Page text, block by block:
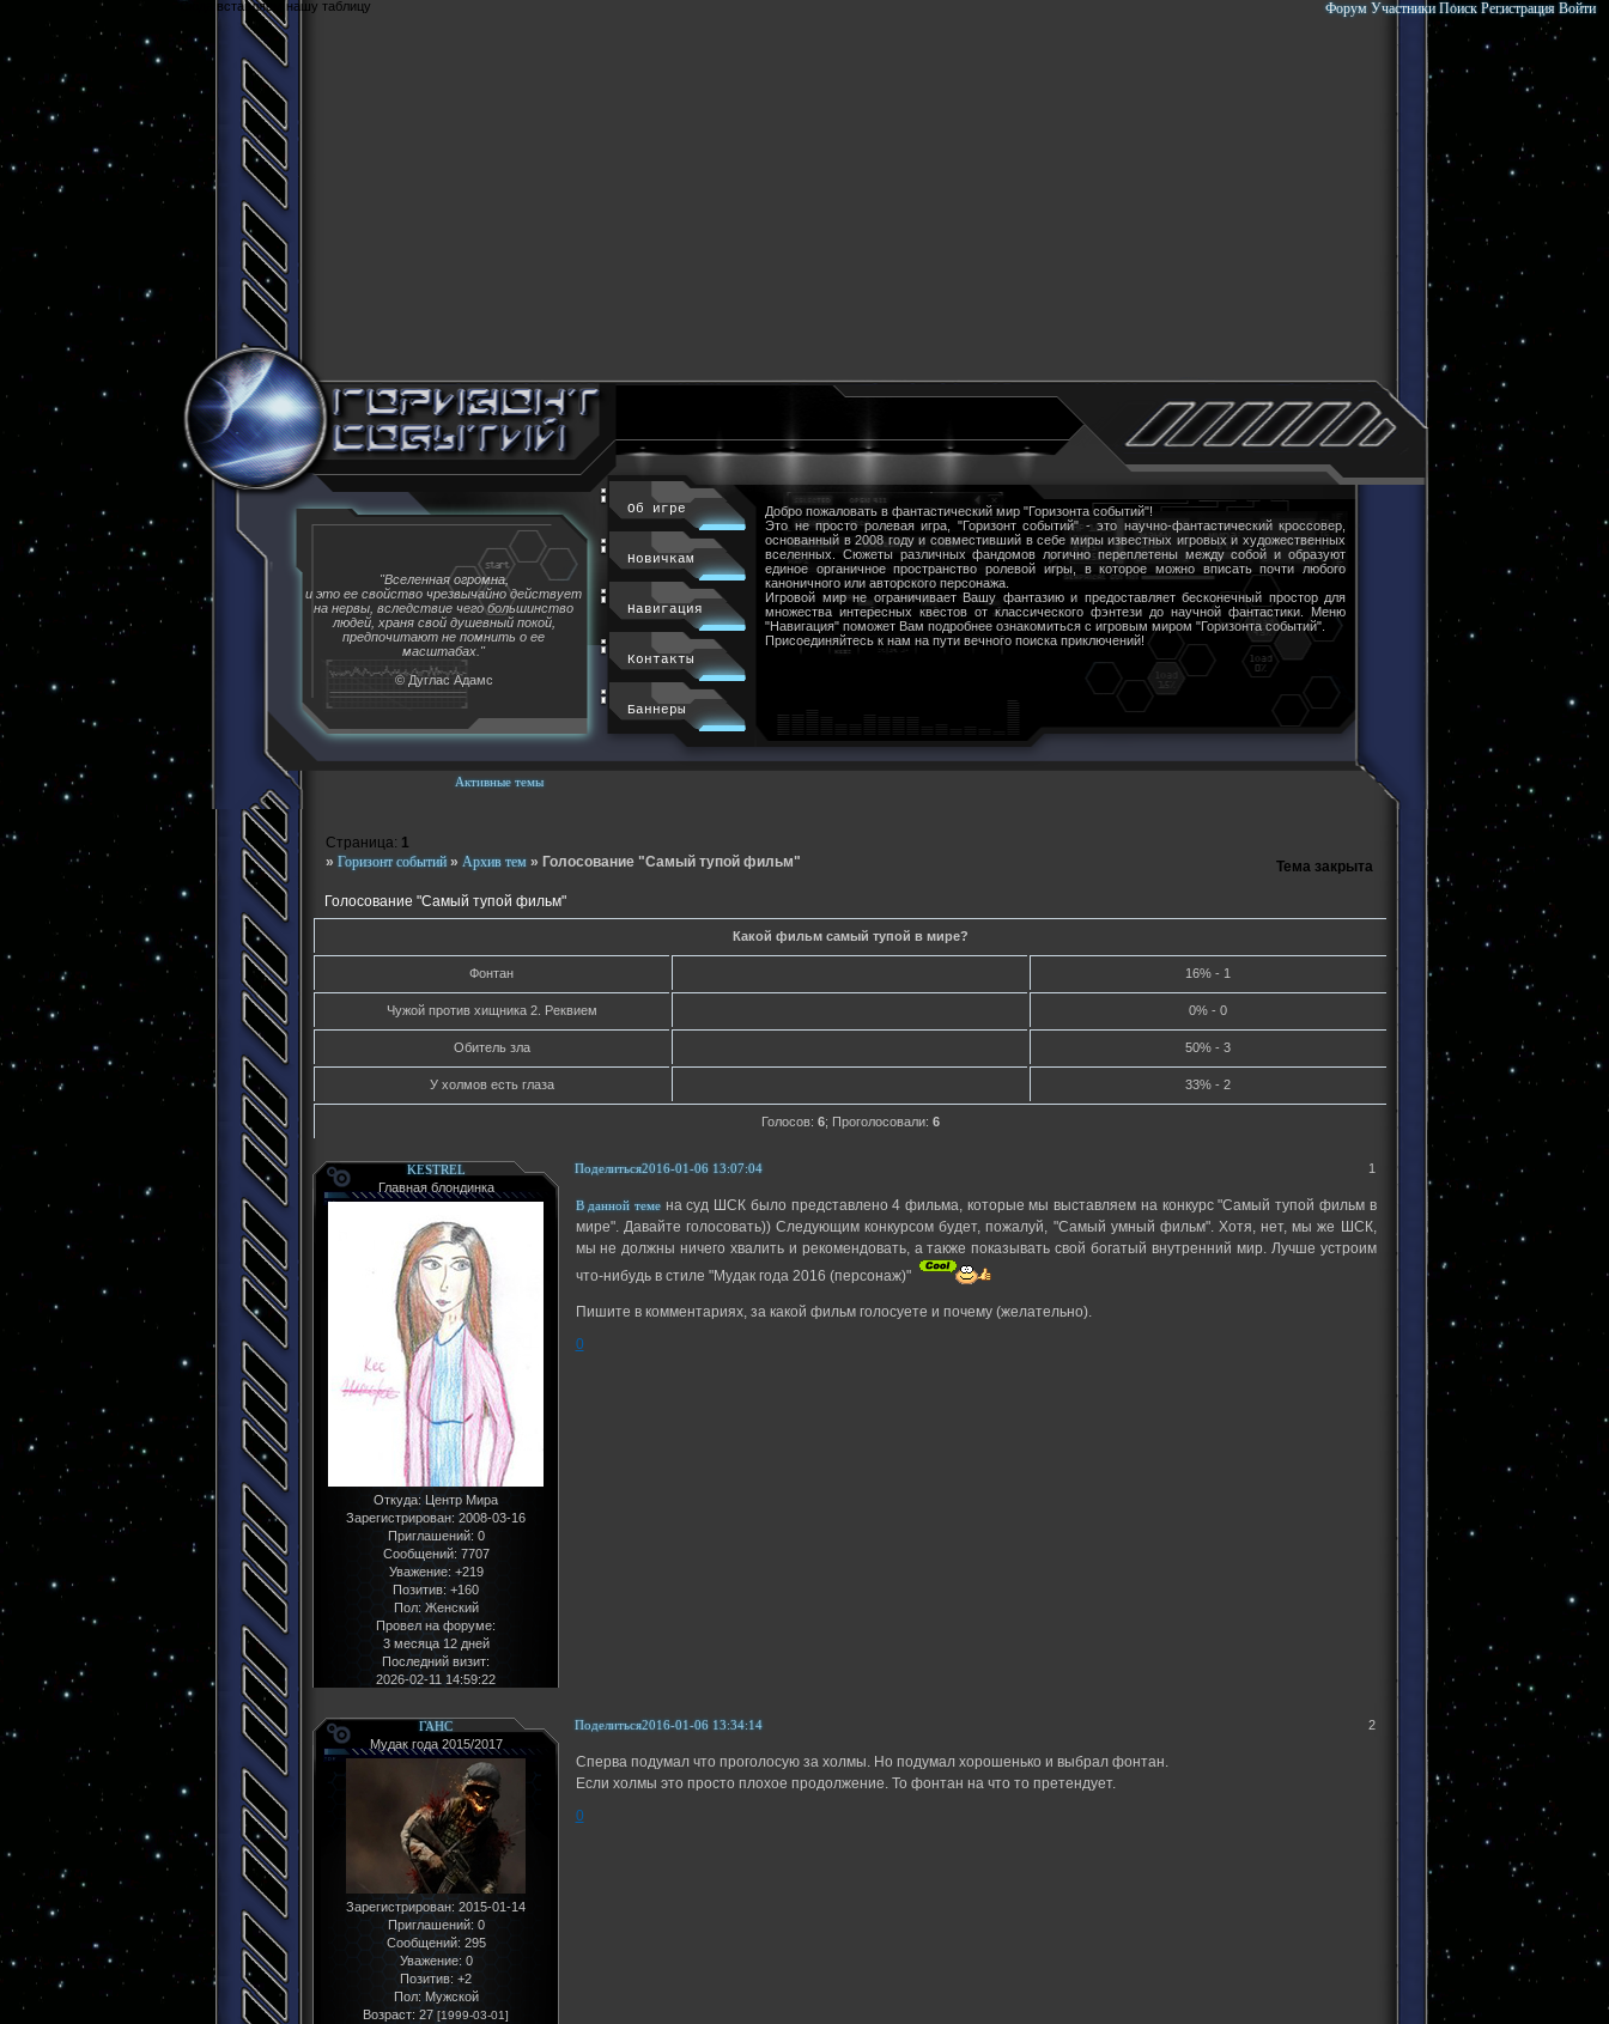
Cюда вставляем нашу таблицу Форум Участники Поиск Регистрация Войти
Активные темы
"Вселенная огромна,
и это ее свойство чрезвычайно действует
на нервы, вследствие чего большинство
людей, храня свой душевный покой,
предпочитают не помнить о ее
масштабах."
© Дуглас Адамс
Об игре
Новичкам
Навигация
Контакты
Баннеры
Добро пожаловать в фантастический мир "Горизонта событий"!
Это не просто ролевая игра, "Горизонт событий" - это научно-фантастический кроссовер,
основанный в 2008 году и совместивший в себе миры известных игровых и художественных
вселенных. Сюжеты различных фандомов логично переплетены между собой и образуют
единое органичное пространство ролевой игры, в которое можно вписать почти любого
каноничного или авторского персонажа.
Игровой мир не ограничивает Вашу фантазию и предоставляет бесконечный простор для
множества интересных квестов от классического фэнтези до научной фантастики. Меню
"Навигация" поможет Вам подробнее ознакомиться с игровым миром "Горизонта событий".
Присоединяйтесь к нам на пути вечного поиска приключений!
» Горизонт событий » Архив тем » Голосование "Самый тупой фильм"
Голосование "Самый тупой фильм"
Страница: 1
Тема закрыта
Какой фильм самый тупой в мире?
Фонтан 16% - 1
Чужой против хищника 2. Реквием 0% - 0
Обитель зла 50% - 3
У холмов есть глаза 33% - 2
Голосов: 6; Проголосовали: 6
Поделиться 1
2016-01-06 13:07:04
KESTREL
Главная блондинка
Откуда:Центр Мира
Зарегистрирован: 2008-03-16
Приглашений: 0
Сообщений: 7707
Уважение: +219
Позитив: +160
Пол:Женский
Провел на форуме:
3 месяца 12 дней
Последний визит:
2026-02-11 14:59:22
В данной темена суд ШСК было представлено 4 фильма, которые мы выставляем на конкурс "Самый тупой фильм в
мире". Давайте голосовать)) Следующим конкурсом будет, пожалуй, "Самый умный фильм". Хотя, нет, мы же ШСК,
мы не должны ничего хвалить и рекомендовать, а также показывать свой богатый внутренний мир. Лучше устроим
что-нибудь в стиле "Мудак года 2016 (персонаж)"
Пишите в комментариях, за какой фильм голосуете и почему (желательно).
0
Поделиться 2
2016-01-06 13:34:14
ГАНС
Мудак года 2015/2017
Зарегистрирован: 2015-01-14
Приглашений: 0
Сообщений: 295
Уважение: 0
Позитив: +2
Пол: Мужской
Возраст: 27 [1999-03-01]
Сперва подумал что проголосую за холмы. Но подумал хорошенько и выбрал фонтан.
Если холмы это просто плохое продолжение. То фонтан на что то претендует.
0